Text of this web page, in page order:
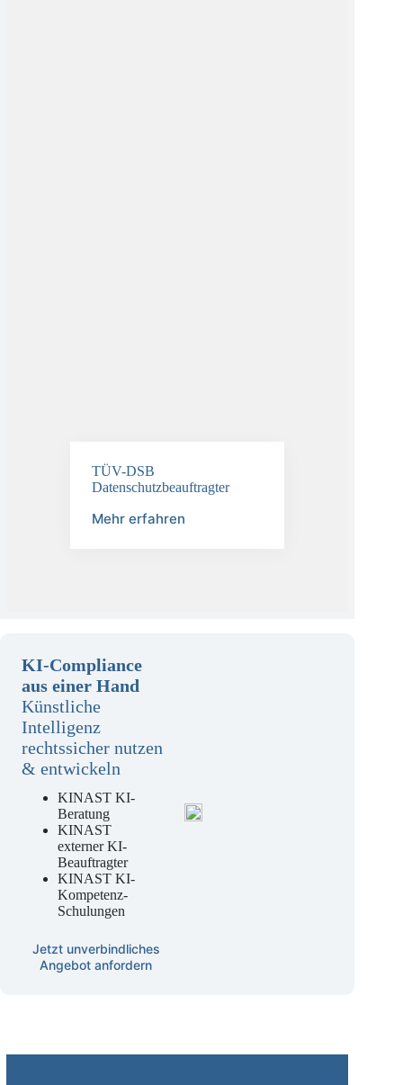
TÜV-DSB
Datenschutzbeauftragter
Mehr erfahren
KI-Compliance
aus einer Hand
Künstliche
Intelligenz
rechtssicher nutzen
& entwickeln
KINAST KI-
Beratung
KINAST
externer KI-
Beauftragter
KINAST KI-
Kompetenz-
Schulungen
Jetzt unverbindliches
Angebot anfordern